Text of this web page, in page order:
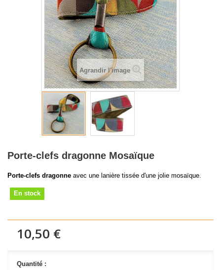
Agrandir l'image
Porte-clefs dragonne Mosaïque
Porte-clefs dragonne avec une lanière tissée d'une jolie mosaïque.
En stock
10,50 €
Quantité :